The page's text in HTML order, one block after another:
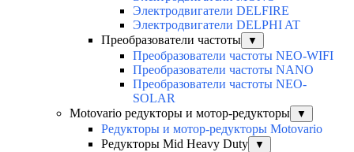
Электродвигатели DELFIRE
Электродвигатели DELPHI AT
Преобразователи частоты
▼
Преобразователи частоты NEO-WIFI
Преобразователи частоты NANO
Преобразователи частоты NEO-
SOLAR
Motovario редукторы и мотор-редукторы
▼
Редукторы и мотор-редукторы Motovario
Редукторы Mid Heavy Duty
▼